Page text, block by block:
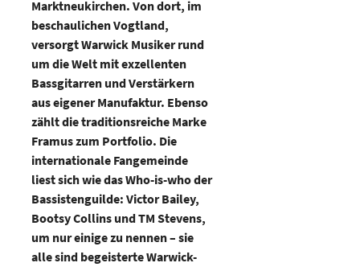
Marktneukirchen. Von dort, im
beschaulichen Vogtland,
versorgt Warwick Musiker rund
um die Welt mit exzellenten
Bassgitarren und Verstärkern
aus eigener Manufaktur. Ebenso
zählt die traditionsreiche Marke
Framus zum Portfolio. Die
internationale Fangemeinde
liest sich wie das Who-is-who der
Bassistenguilde: Victor Bailey,
Bootsy Collins und TM Stevens,
um nur einige zu nennen – sie
alle sind begeisterte Warwick-